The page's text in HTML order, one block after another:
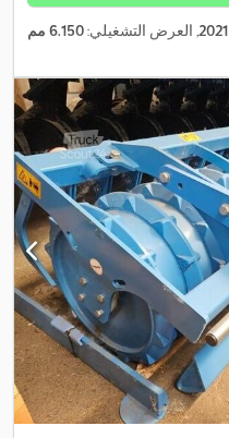
2021, العرض التشغيلي:6.150 مم